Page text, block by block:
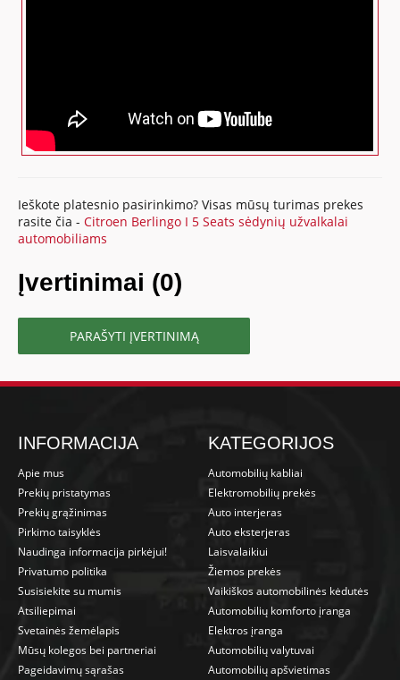
Ieškote platesnio pasirinkimo? Visas mūsų turimas prekes
rasite čia -Citroen Berlingo I 5 Seats sėdynių užvalkalai
automobiliams
Įvertinimai (0)
PARAŠYTI ĮVERTINIMĄ
INFORMACIJA
Apie mus
Prekių pristatymas
Prekių grąžinimas
Pirkimo taisyklės
Naudinga informacija pirkėjui!
Privatumo politika
Susisiekite su mumis
Atsiliepimai
Svetainės žemėlapis
Mūsų kolegos bei partneriai
Pageidavimų sąrašas
KATEGORIJOS
Automobilių kabliai
Elektromobilių prekės
Auto interjeras
Auto eksterjeras
Laisvalaikiui
Žiemos prekės
Vaikiškos automobilinės kėdutės
Automobilių komforto įranga
Elektros įranga
Automobilių valytuvai
Automobilių apšvietimas